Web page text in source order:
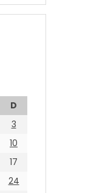
D
3
10
17
24